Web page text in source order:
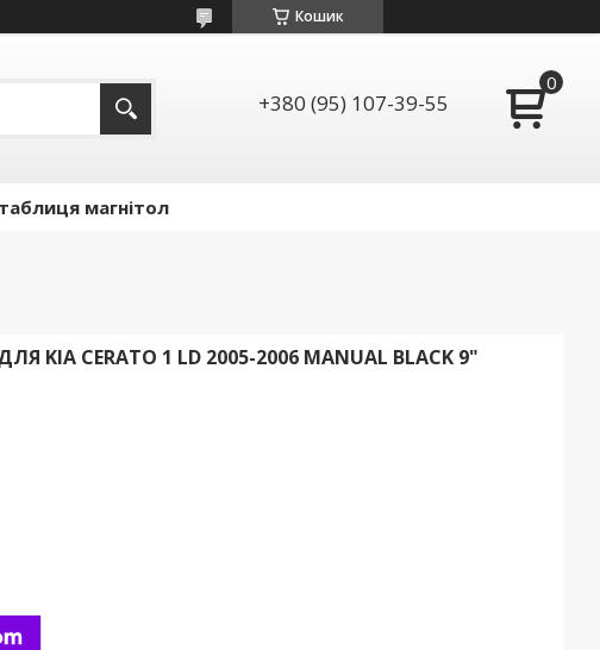
Кошик
+380 (95) 107-39-55
магнітол
KIA CERATO 1 LD 2005-2006 MANUAL BLACK 9"